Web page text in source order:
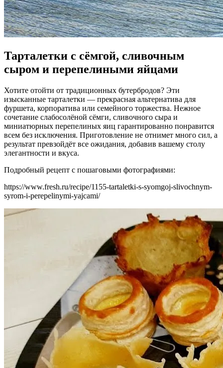
Тарталетки с сёмгой, сливочным
сыром и перепелиными яйцами
Хотите отойти от традиционных бутербродов? Эти
изысканные тарталетки — прекрасная альтернатива для
фуршета, корпоратива или семейного торжества. Нежное
сочетание слабосолёной сёмги, сливочного сыра и
миниатюрных перепелиных яиц гарантированно понравится
всем без исключения. Приготовление не отнимет много сил, а
результат превзойдёт все ожидания, добавив вашему столу
элегантности и вкуса.
Подробный рецепт с пошаговыми фотографиями:
https://www.fresh.ru/recipe/1155-tartaletki-s-syomgoj-slivochnym-
syrom-i-perepelinymi-yajcami/